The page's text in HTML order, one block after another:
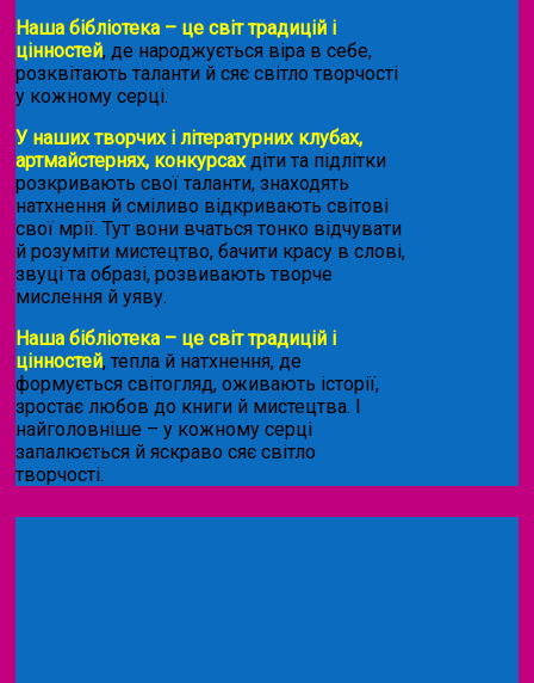
Наша бібліотека – це світ традицій і
цінностей, де народжується віра в себе,
розквітають таланти й сяє світло творчості
у кожному серці.
У наших творчих і літературних клубах,
артмайстернях, конкурсахдіти та підлітки
розкривають свої таланти, знаходять
натхнення й сміливо відкривають світові
свої мрії. Тут вони вчаться тонко відчувати
й розуміти мистецтво, бачити красу в слові,
звуці та образі, розвивають творче
мислення й уяву.
Наша бібліотека – це світ традицій і
цінностей, тепла й натхнення, де
формується світогляд, оживають історії,
зростає любов до книги й мистецтва. І
найголовніше – у кожному серці
запалюється й яскраво сяє світло
творчості.